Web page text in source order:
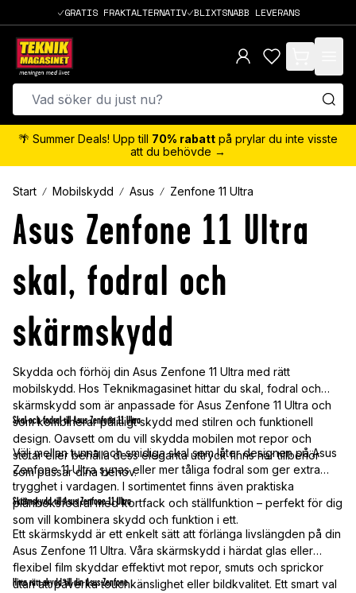
GRATIS FRAKTALTERNATIV BLIXTSNABB LEVERANS
items in cart,
🌴 Summer Deals! Upp till 70% rabatt på prylar du inte visste
att du behövde →
Start Mobilskydd Asus Zenfone 11 Ultra
Asus Zenfone 11 Ultra
skal, fodral och
skärmskydd
Skydda och förhöj din Asus Zenfone 11 Ultra med rätt
mobilskydd. Hos Teknikmagasinet hittar du skal, fodral och
skärmskydd som är anpassade för Asus Zenfone 11 Ultra och
som kombinerar pålitligt skydd med stilren och funktionell
design. Oavsett om du vill skydda mobilen mot repor och
stötar eller behålla dess eleganta uttryck finns här tillbehör
som passar dina behov.
Skal och fodral till Asus Zenfone 11 Ultra
Välj mellan tunna och smidiga skal som låter designen på Asus
Zenfone 11 Ultra synas eller mer tåliga fodral som ger extra
trygghet i vardagen. I sortimentet finns även praktiska
plånboksfodral med kortfack och ställfunktion – perfekt för dig
som vill kombinera skydd och funktion i ett.
Skärmskydd till Asus Zenfone 11 Ultra
Ett skärmskydd är ett enkelt sätt att förlänga livslängden på din
Asus Zenfone 11 Ultra. Våra skärmskydd i härdat glas eller
flexibel film skyddar effektivt mot repor, smuts och sprickor
utan att påverka touchkänslighet eller bildkvalitet. Ett smart val
Hitta rätt skydd till din Asus Zenfone